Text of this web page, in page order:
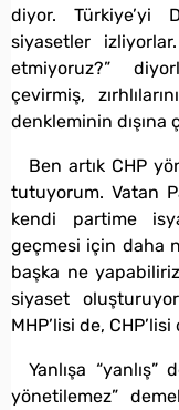
diyor. Türkiye’yi
siyasetler
etmiyoruz?”
çevirmiş,
denkleminin dışına
Ben artık CHP
tutuyorum. Vatan
kendi partime
geçmesi için daha
başka ne
siyaset
MHP’lisi de, CHP’lisi
Yanlışa
yönetilemez”